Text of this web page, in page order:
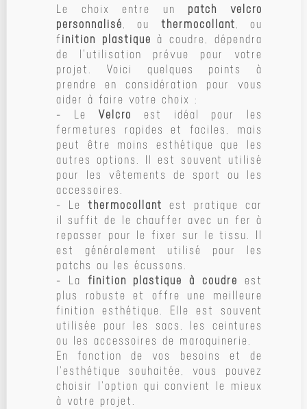
Le choix entre un patch velcro
personnalisé, ou thermocollant, ou
finition plastique à coudre, dépendra
de l'utilisation prévue pour votre
projet. Voici quelques points à
prendre en considération pour vous
aider à faire votre choix :
- Le Velcro est idéal pour les
fermetures rapides et faciles, mais
peut être moins esthétique que les
autres options. Il est souvent utilisé
pour les vêtements de sport ou les
accessoires.
- Le thermocollant est pratique car
il suffit de le chauffer avec un fer à
repasser pour le fixer sur le tissu. Il
est généralement utilisé pour les
patchs ou les écussons.
- La finition plastique à coudre est
plus robuste et offre une meilleure
finition esthétique. Elle est souvent
utilisée pour les sacs, les ceintures
ou les accessoires de maroquinerie.
En fonction de vos besoins et de
l'esthétique souhaitée, vous pouvez
choisir l'option qui convient le mieux
à votre projet.